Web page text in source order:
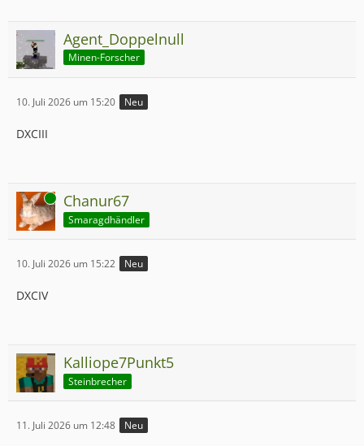
Agent_Doppelnull
Minen-Forscher
10. Juli 2026 um 15:20 Neu
DXCIII
Online Chanur67
Smaragdhändler
10. Juli 2026 um 15:22 Neu
DXCIV
Kalliope7Punkt5
Steinbrecher
11. Juli 2026 um 12:48 Neu